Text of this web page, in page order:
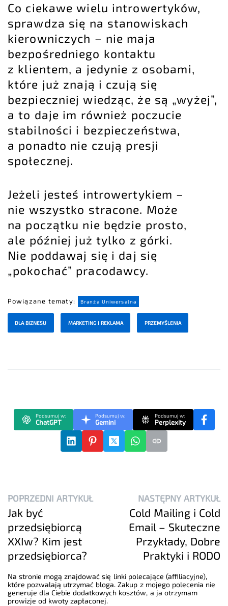
Co ciekawe wielu introwertyków,
sprawdza się na stanowiskach
kierowniczych – nie maja
bezpośredniego kontaktu
z klientem, a jedynie z osobami,
które już znają i czują się
bezpieczniej wiedząc, że są „wyżej”,
a to daje im również poczucie
stabilności i bezpieczeństwa,
a ponadto nie czują presji
społecznej.
Jeżeli jesteś introwertykiem –
nie wszystko stracone. Może
na początku nie będzie prosto,
ale później już tylko z górki.
Nie poddawaj się i daj się
„pokochać” pracodawcy.
Powiązane tematy: Branża Uniwersalna
DLA BIZNESU MARKETING I REKLAMA PRZEMYŚLENIA
Podsumuj w:
ChatGPT
Podsumuj w:
Gemini
Podsumuj w:
Perplexity
POPRZEDNI ARTYKUŁ
Jak być
przedsiębiorcą
XXIw? Kim jest
przedsiębiorca?
NASTĘPNY ARTYKUŁ
Cold Mailing i Cold
Email – Skuteczne
Przykłady, Dobre
Praktyki i RODO
Na stronie mogą znajdować się linki polecające (affiliacyjne),
które pozwalają utrzymać bloga. Zakup z mojego polecenia nie
generuje dla Ciebie dodatkowych kosztów, a ja otrzymam
prowizje od kwoty zapłaconej.